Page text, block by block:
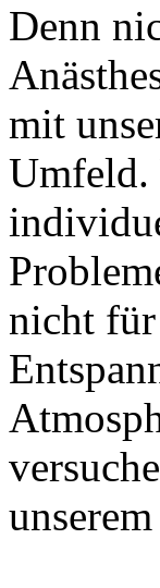
Denn
mit
Umfeld.
nicht für